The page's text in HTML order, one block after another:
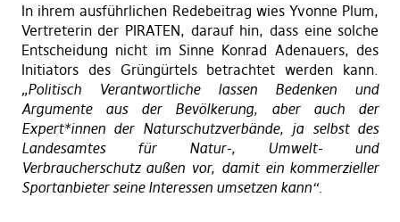
In ihrem ausführlichen Redebeitrag wies Yvonne Plum,
Vertreterin der PIRATEN, darauf hin, dass eine solche
Entscheidung nicht im Sinne Konrad Adenauers, des
Initiators des Grüngürtels betrachtet werden kann.
„Politisch Verantwortliche lassen Bedenken und
Argumente aus der Bevölkerung, aber auch der
Expert*innen der Naturschutzverbände, ja selbst des
Landesamtes für Natur-, Umwelt- und
Verbraucherschutz außen vor, damit ein kommerzieller
Sportanbieter seine Interessen umsetzen kann“.